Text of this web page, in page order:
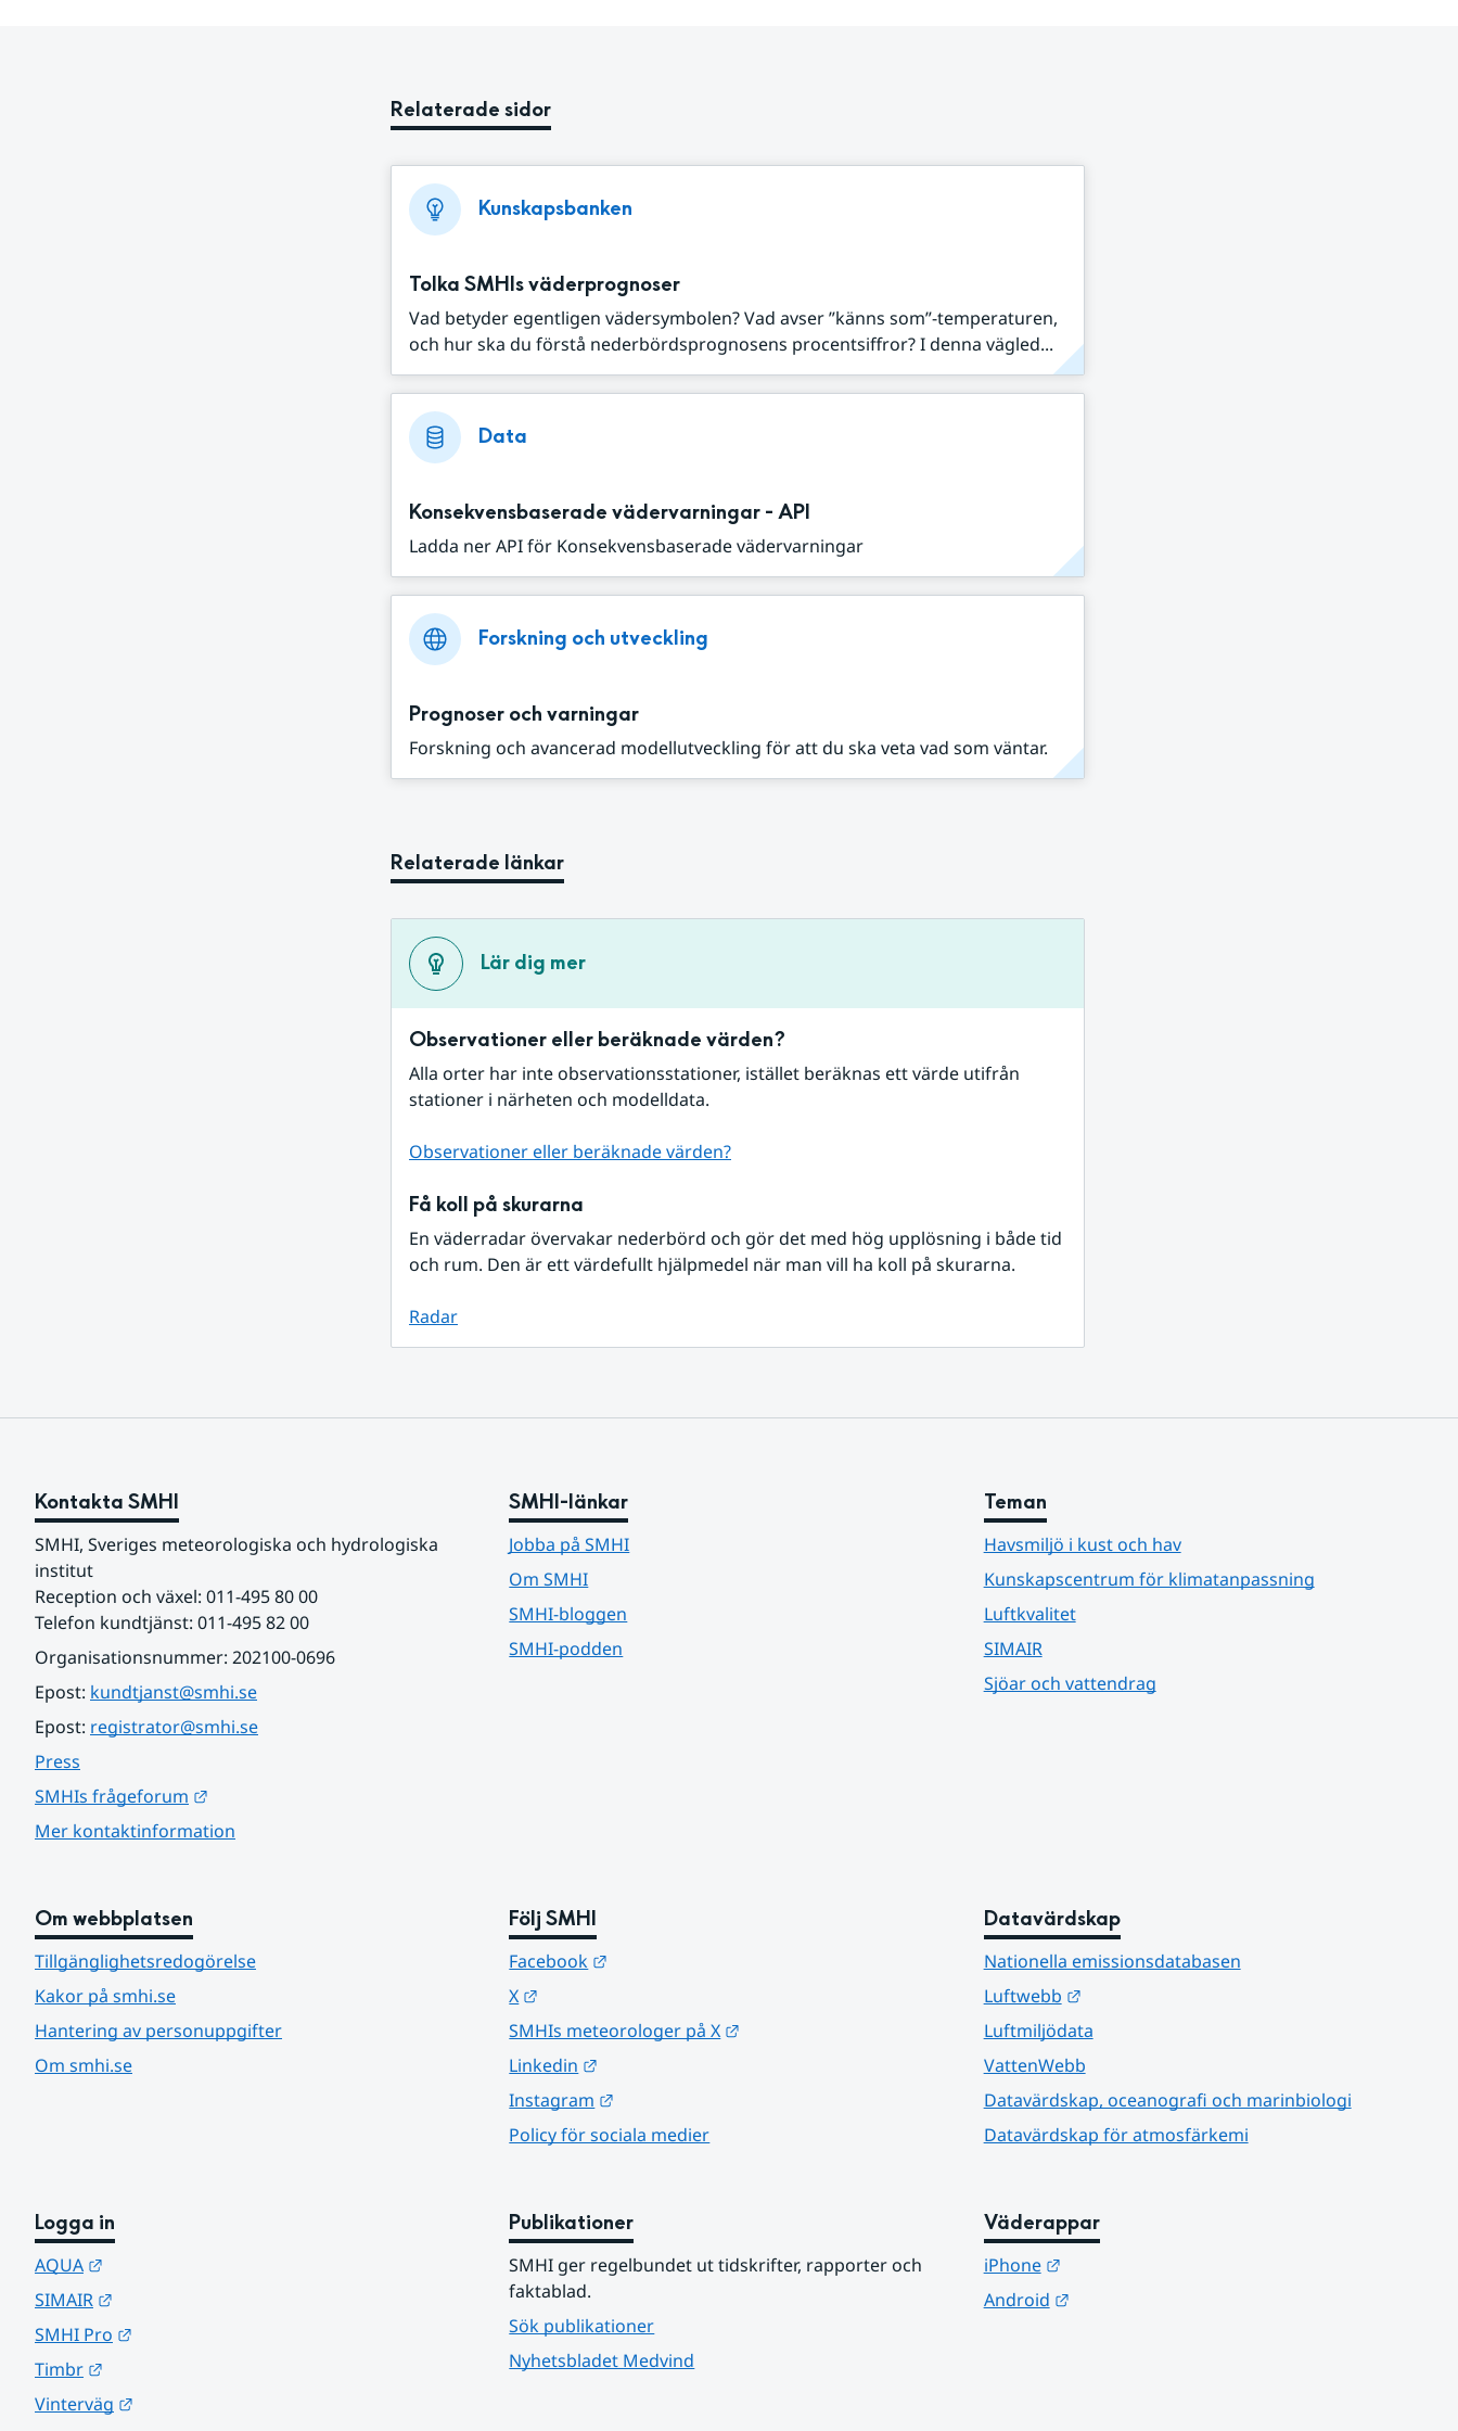
Relaterade sidor
Kunskapsbanken
Tolka SMHIs väderprognoser
Vad betyder egentligen vädersymbolen? Vad avser ”känns som”-temperaturen,
och hur ska du förstå nederbördsprognosens procentsiffror? I denna vägled...
Data
Konsekvensbaserade vädervarningar - API
Ladda ner API för Konsekvensbaserade vädervarningar
Forskning och utveckling
Prognoser och varningar
Forskning och avancerad modellutveckling för att du ska veta vad som väntar.
Relaterade länkar
Lär dig mer
Observationer eller beräknade värden?
Alla orter har inte observationsstationer, istället beräknas ett värde utifrån
stationer i närheten och modelldata.
Observationer eller beräknade värden?
Få koll på skurarna
En väderradar övervakar nederbörd och gör det med hög upplösning i både tid
och rum. Den är ett värdefullt hjälpmedel när man vill ha koll på skurarna.
Radar
Kontakta SMHI
SMHI, Sveriges meteorologiska och hydrologiska
institut
Reception och växel: 011-495 80 00
Telefon kundtjänst: 011-495 82 00
Organisationsnummer: 202100-0696
Epost: kundtjanst@smhi.se
Epost: registrator@smhi.se
Press
SMHIs frågeforum
Mer kontaktinformation
SMHI-länkar
Jobba på SMHI
Om SMHI
SMHI-bloggen
SMHI-podden
Teman
Havsmiljö i kust och hav
Kunskapscentrum för klimatanpassning
Luftkvalitet
SIMAIR
Sjöar och vattendrag
Om webbplatsen
Tillgänglighetsredogörelse
Kakor på smhi.se
Hantering av personuppgifter
Om smhi.se
Följ SMHI
Facebook
X
SMHIs meteorologer på X
Linkedin
Instagram
Policy för sociala medier
Datavärdskap
Nationella emissionsdatabasen
Luftwebb
Länk till annan webbplats.
Luftmiljödata
VattenWebb
Datavärdskap, oceanografi och marinbiologi
Datavärdskap för atmosfärkemi
Logga in
AQUA
SIMAIR
SMHI Pro
Timbr
Vinterväg
Publikationer
SMHI ger regelbundet ut tidskrifter, rapporter och
faktablad.
Sök publikationer
Nyhetsbladet Medvind
Väderappar
iPhone
Länk till annan webbplats.
Android
Länk till annan webbplats.